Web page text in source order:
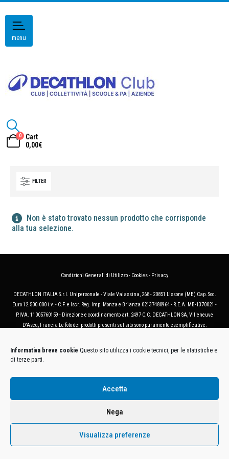
Informativa breve cookie Questo sito utilizza i cookie tecnici, per le statistiche e
di terze parti.
Accetta
Nega
Visualizza preferenze
menu
0
Cart
0,00€
FILTER
Non è stato trovato nessun prodotto che corrisponde
alla tua selezione.
Condizioni Generali di Utilizzo- Cookies- Privacy
DECATHLON ITALIA S.r.l. Unipersonale - Viale Valassina, 268 - 20851 Lissone (MB) Cap. Soc.
Euro 12.500.000 i.v. - C.F. e Iscr. Reg. Imp. Monza e Brianza 02137480964 - R.E.A. MB-1370021 -
P.IVA. 11005760159 - Direzione e coordinamento art. 2497 C.C. DECATHLON SA, Villeneuve
D'Ascq, Francia Le foto dei prodotti presenti sul sito sono puramente esemplificative.